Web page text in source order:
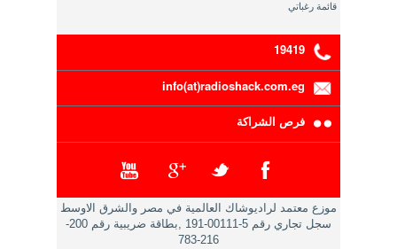
قائمة رغباتي
19419
info(at)radioshack.com.eg
فرص الشراكة
موزع معتمد لراديوشاك العالمية في مصر والشرق الاوسط
سجل تجاري رقم 5-00111-191 ,بطاقة ضريبية رقم 200-
216-783